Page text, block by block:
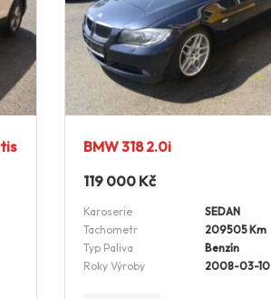
BMW 318 2.0i
119 000 Kč
Karoserie
SEDAN
Tachometr
209505 Km
Typ Paliva
Benzín
Roky Výroby
2008-03-10